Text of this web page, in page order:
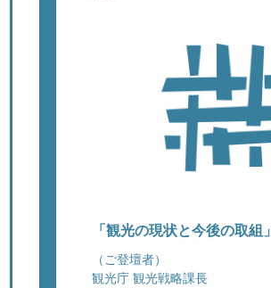
「観光の現状と今後の取組」
（ご登壇者）
観光庁 観光戦略課長